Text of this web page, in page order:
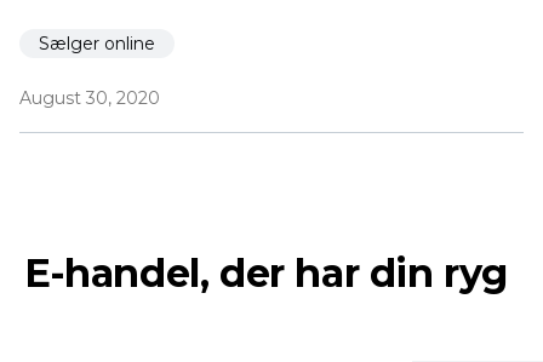
Sælger online
August 30, 2020
E-handel, der har din ryg